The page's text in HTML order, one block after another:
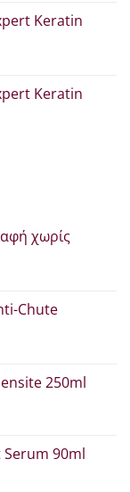
Keratin
Keratin
χωρίς
Chute
250ml
90ml